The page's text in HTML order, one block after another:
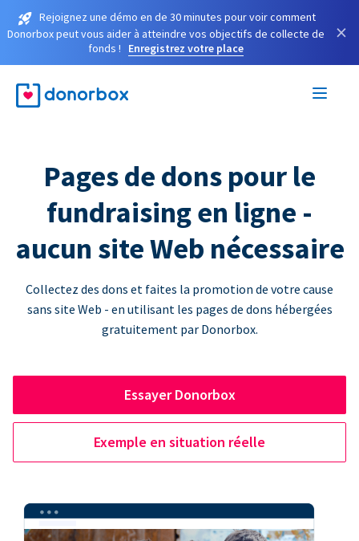
Rejoignez une démo en de 30 minutes pour voir comment
Donorbox peut vous aider à atteindre vos objectifs de collecte de
fonds !
Enregistrez votre place
×
Pages de dons pour le
fundraising en ligne -
aucun site Web nécessaire
Collectez des dons et faites la promotion de votre cause
sans site Web - en utilisant les pages de dons hébergées
gratuitement par Donorbox.
Essayer Donorbox
Exemple en situation réelle